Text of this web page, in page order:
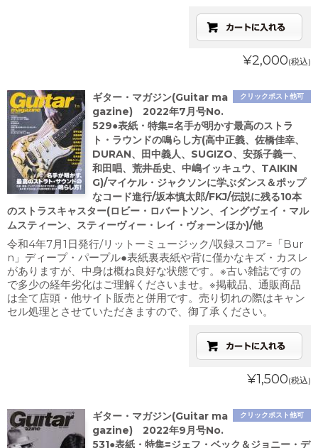
¥2,000(税込)
クリックポスト他可
ギター・マガジン(Guitar ma
gazine) 2022年7月号No.
529●表紙・特集=名手が明かす最高のストラ
ト・ラウンドの鳴らし方(高中正義、佐橋佳幸、
DURAN、田中義人、SUGIZO、安孫子義一、
和田唱、荒井岳史、中嶋イッキュウ、TAIKIN
G)/マイケル・ジャクソンに学ぶダンス＆ポップ
なコード進行/坂本慎太郎/FKJ/伝説に残る10本
のストラスキャスター(ロビー・ロバートソン、イングヴェイ・マル
ムスティーン、スティーヴィー・レイ・ヴォーンほか)/他
令和4年7月1日発行/リットーミュージック/収録スコア=「Bur
n」ディープ・パープル●表紙裏表紙や背に僅かなキズ・カスレ
がありますが、中身は概ね良好な状態です。※古い雑誌ですの
で多少の経年劣化はご理解くださいませ。※掲載品、通販商品
は全て店頭・他サイト販売と併用です。売り切れの際はキャン
セル処理とさせていただきますので、御了承ください。
¥1,500(税込)
クリックポスト他可
ギター・マガジン(Guitar ma
gazine) 2022年9月号No.
531●表紙・特集=ジェフ・ベック＆ジョニー・デ